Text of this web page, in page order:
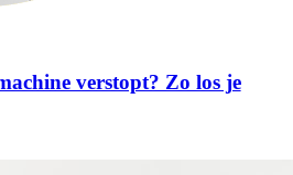
verstopt? Zo los je